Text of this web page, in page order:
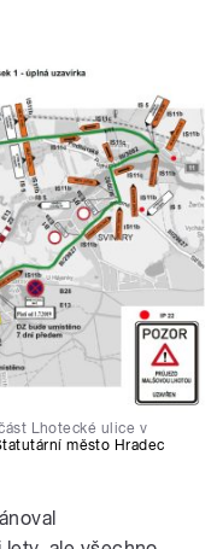
Lhotecké ulice v
město Hradec